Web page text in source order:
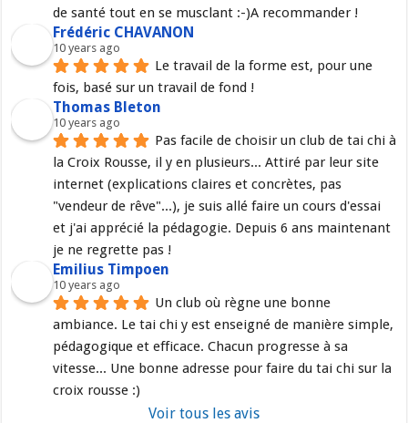
de santé tout en se musclant :-)A recommander !
Frédéric CHAVANON
10 years ago
Le travail de la forme est, pour une
fois, basé sur un travail de fond !
Thomas Bleton
10 years ago
Pas facile de choisir un club de tai chi à
la Croix Rousse, il y en plusieurs... Attiré par leur site
internet (explications claires et concrètes, pas
"vendeur de rêve"...), je suis allé faire un cours d'essai
et j'ai apprécié la pédagogie. Depuis 6 ans maintenant
je ne regrette pas !
Emilius Timpoen
10 years ago
Un club où règne une bonne
ambiance. Le tai chi y est enseigné de manière simple,
pédagogique et efficace. Chacun progresse à sa
vitesse... Une bonne adresse pour faire du tai chi sur la
croix rousse :)
Voir tous les avis